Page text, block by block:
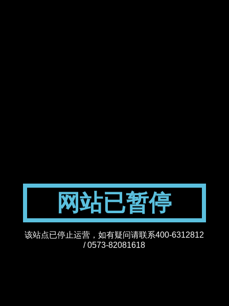
网站已暂停
该站点已停止运营，如有疑问请联系400-6312812
/ 0573-82081618